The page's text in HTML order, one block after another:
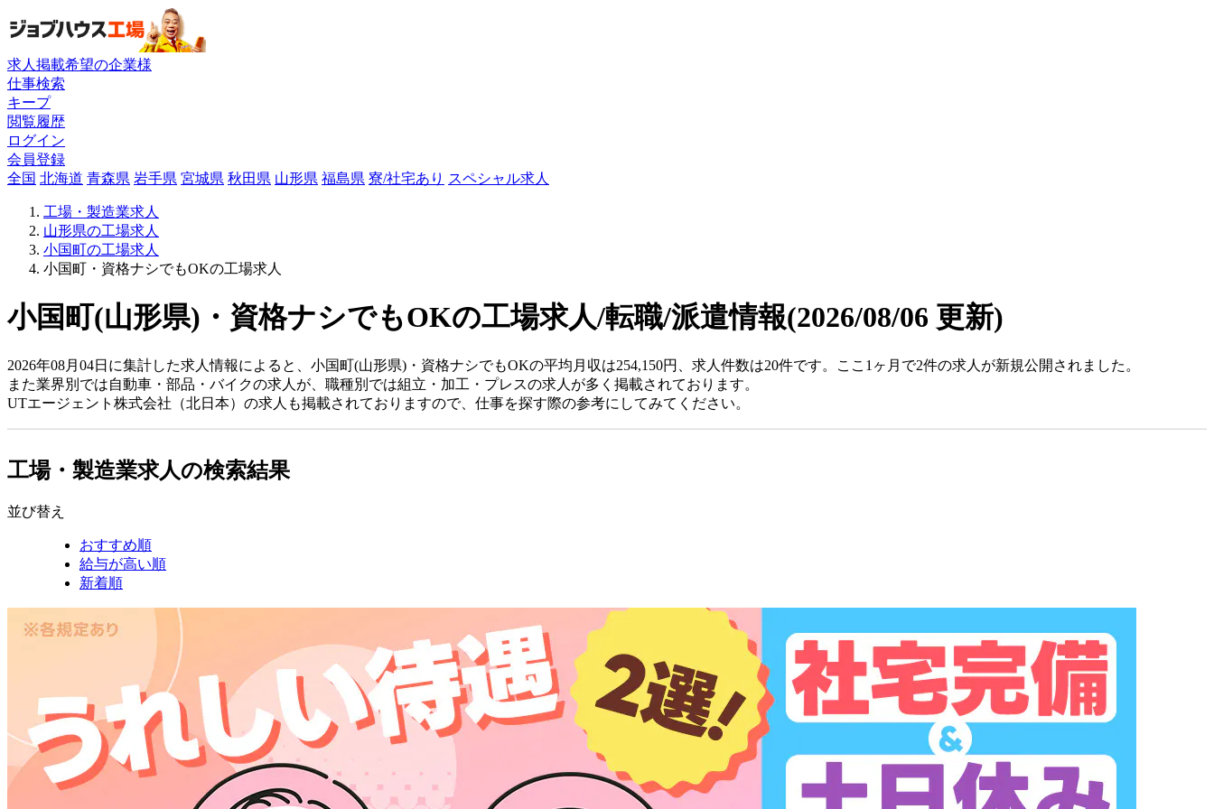
求人掲載希望の企業様
仕事検索
キープ
閲覧履歴
ログイン
会員登録
全国 北海道 青森県 岩手県 宮城県 秋田県 山形県 福島県 寮/社宅あり スペシャル求人
工場・製造業求人
山形県の工場求人
小国町の工場求人
小国町・資格ナシでもOKの工場求人
小国町(山形県)・資格ナシでもOKの工場求人/転職/派遣情報(2026/08/06 更新)
2026年08月04日に集計した求人情報によると、小国町(山形県)・資格ナシでもOKの平均月収は254,150円、求人件数は20件です。ここ1ヶ月で2件の求人が新規公開されました。
また業界別では自動車・部品・バイクの求人が、職種別では組立・加工・プレスの求人が多く掲載されております。
UTエージェント株式会社（北日本）の求人も掲載されておりますので、仕事を探す際の参考にしてみてください。
工場・製造業求人の検索結果
並び替え
おすすめ順
給与が高い順
新着順